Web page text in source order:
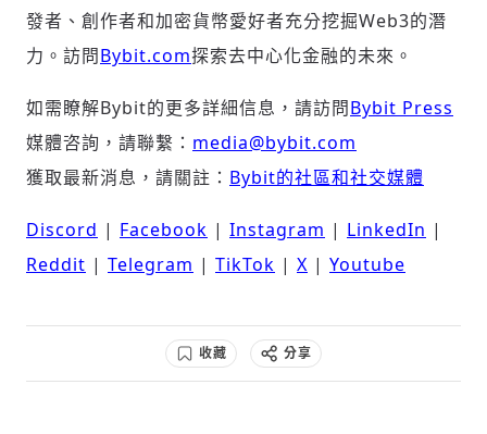
發者、創作者和加密貨幣愛好者充分挖掘Web3的潛
力。訪問Bybit.com探索去中心化金融的未來。
如需瞭解Bybit的更多詳細信息，請訪問Bybit Press
媒體咨詢，請聯繫： media@bybit.com
獲取最新消息，請關註： Bybit的社區和社交媒體
Discord | Facebook | Instagram | LinkedIn |
Reddit | Telegram | TikTok | X | Youtube
收藏 分享